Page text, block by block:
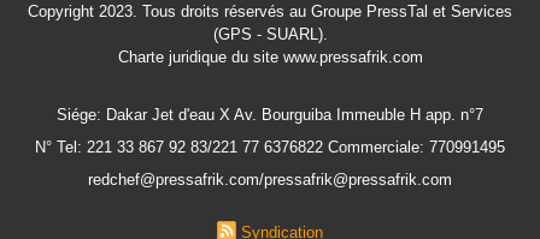
Copyright 2023. Tous droits réservés au Groupe PressTal et Services
(GPS - SUARL).
Charte juridiquedu site www.pressafrik.com
Siége: Dakar Jet d'eau X Av. Bourguiba Immeuble H app. n°7
N° Tel: 221 33 867 92 83/221 77 6376822 Commerciale: 770991495
redchef@pressafrik.com/pressafrik@pressafrik.com
Syndication